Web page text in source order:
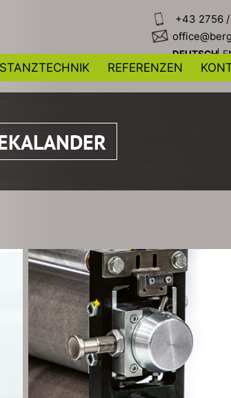
+43 2756
DEUTSCH
STANZTECHNIK REFERENZEN